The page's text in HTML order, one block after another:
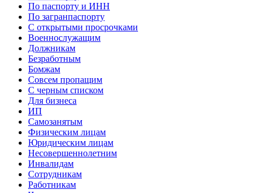
По паспорту и ИНН
По загранпаспорту
С открытыми просрочками
Военнослужащим
Должникам
Безработным
Бомжам
Совсем пропащим
С черным списком
Для бизнеса
ИП
Самозанятым
Физическим лицам
Юридическим лицам
Несовершеннолетним
Инвалидам
Сотрудникам
Работникам